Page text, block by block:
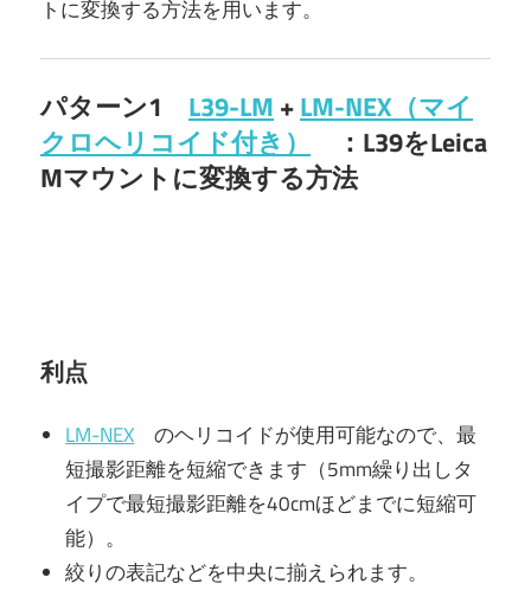
トに変換する方法を用います。
パターン1 L39-LM +LM-NEX（マイ
クロヘリコイド付き）
：L39をLeica
Mマウントに変換する方法
利点
LM-NEX のヘリコイドが使用可能なので、最
短撮影距離を短縮できます（5mm繰り出しタ
イプで最短撮影距離を40cmほどまでに短縮可
能）。
絞りの表記などを中央に揃えられます。